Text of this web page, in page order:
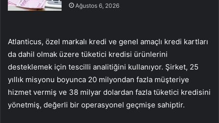
Ağustos 6, 2026
Atlanticus, özel markalı kredi ve genel amaçlı kredi kartları
da dahil olmak üzere tüketici kredisi ürünlerini
desteklemek için tescilli analitiğini kullanıyor. Şirket, 25
yıllık misyonu boyunca 20 milyondan fazla müşteriye
hizmet vermiş ve 38 milyar dolardan fazla tüketici kredisini
yönetmiş, değerli bir operasyonel geçmişe sahiptir.